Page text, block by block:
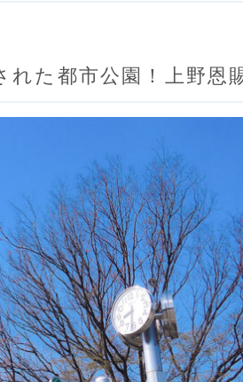
れた都市公園！上野恩